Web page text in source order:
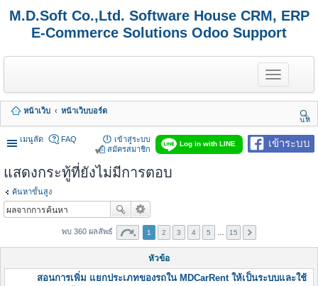
M.D.Soft Co.,Ltd. Software House CRM, ERP
E-Commerce Solutions Odoo Support
T
o
g
e
n
a
หน้าเว็บ
หน้าเว็บบอร์ด
นห
า
เมนูลัด
เข้าระบบ
Log in with LINE
FAQ
เข้าสู่ระบบ
สมัครสมาชิก
แสดงกระทู้ที่ยังไม่มีการตอบ
ค้นหาขั้นสูง
พบ 360 ผลลัพธ์ 1 2 3 4 5 15
หัวข้อ
สอนการเพิ่ม แยกประเภทของรถใน MDCarRent ให้เป็นระบบและใช้